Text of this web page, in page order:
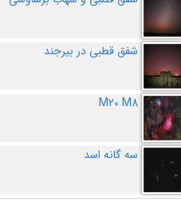
شفق قطبی در بیرجند
M20 M8
سه گانه اسد